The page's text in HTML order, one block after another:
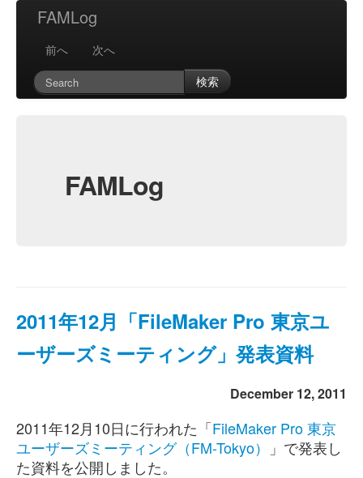
FAMLog
前へ
次へ
検索
FAMLog
2011年12月「FileMaker Pro 東京ユ
ーザーズミーティング」発表資料
December 12, 2011
2011年12月10日に行われた「FileMaker Pro 東京
ユーザーズミーティング（FM-Tokyo）
」で発表し
た資料を公開しました。